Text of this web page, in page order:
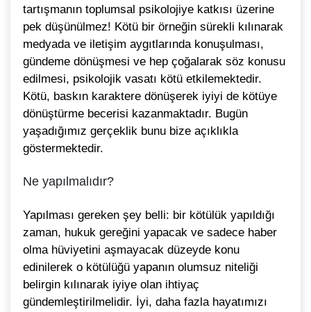
tartışmanın toplumsal psikolojiye katkısı üzerine
pek düşünülmez! Kötü bir örneğin sürekli kılınarak
medyada ve iletişim aygıtlarında konuşulması,
gündeme dönüşmesi ve hep çoğalarak söz konusu
edilmesi, psikolojik vasatı kötü etkilemektedir.
Kötü, baskın karaktere dönüşerek iyiyi de kötüye
dönüştürme becerisi kazanmaktadır. Bugün
yaşadığımız gerçeklik bunu bize açıklıkla
göstermektedir.
Ne yapılmalıdır?
Yapılması gereken şey belli: bir kötülük yapıldığı
zaman, hukuk gereğini yapacak ve sadece haber
olma hüviyetini aşmayacak düzeyde konu
edinilerek o kötülüğü yapanın olumsuz niteliği
belirgin kılınarak iyiye olan ihtiyaç
gündemleştirilmelidir. İyi, daha fazla hayatımızı